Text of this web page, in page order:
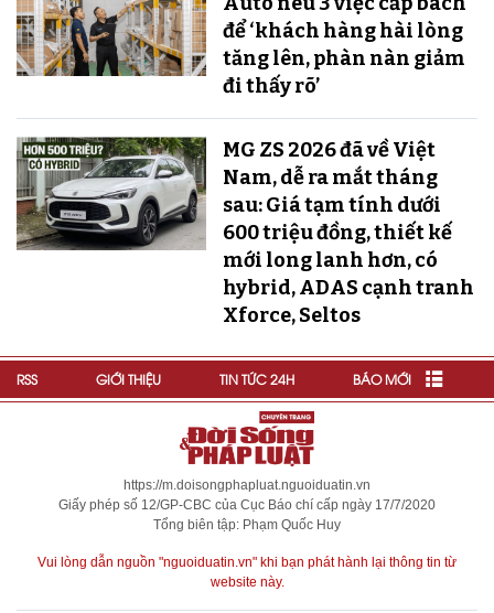
để ‘khách hàng hài lòng
tăng lên, phàn nàn giảm
đi thấy rõ’
MG ZS 2026 đã về Việt
Nam, dễ ra mắt tháng
sau: Giá tạm tính dưới
600 triệu đồng, thiết kế
mới long lanh hơn, có
hybrid, ADAS cạnh tranh
Xforce, Seltos
RSS GIỚI THIỆU TIN TỨC 24H BÁO MỚI
https://m.doisongphapluat.nguoiduatin.vn
Giấy phép số 12/GP-CBC của Cục Báo chí cấp ngày 17/7/2020
Tổng biên tập: Phạm Quốc Huy
Vui lòng dẫn nguồn "nguoiduatin.vn" khi bạn phát hành lại thông tin từ
website này.